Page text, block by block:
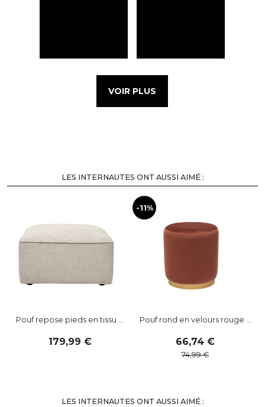
VOIR PLUS
LES INTERNAUTES ONT AUSSI AIMÉ :
Pouf repose pieds en tissu ...
179,99
-11%
Pouf rond en velours rouge ...
66,74
74,99
LES INTERNAUTES ONT AUSSI AIMÉ :